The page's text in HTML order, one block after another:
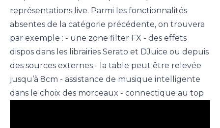
représentations live. Parmi les fonctionnalités
absentes de la catégorie précédente, on trouvera
par exemple : - une zone filter FX - des effets
dispos dans les librairies Serato et DJuice ou depuis
des sources externes - la table peut être relevée
jusqu’à 8cm - assistance de musique intelligente
dans le choix des morceaux - connectique au top